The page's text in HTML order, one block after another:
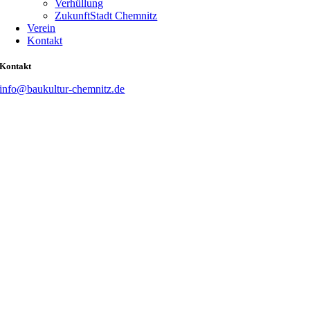
Verhüllung
ZukunftStadt Chemnitz
Verein
Kontakt
Kontakt
info@baukultur-chemnitz.de